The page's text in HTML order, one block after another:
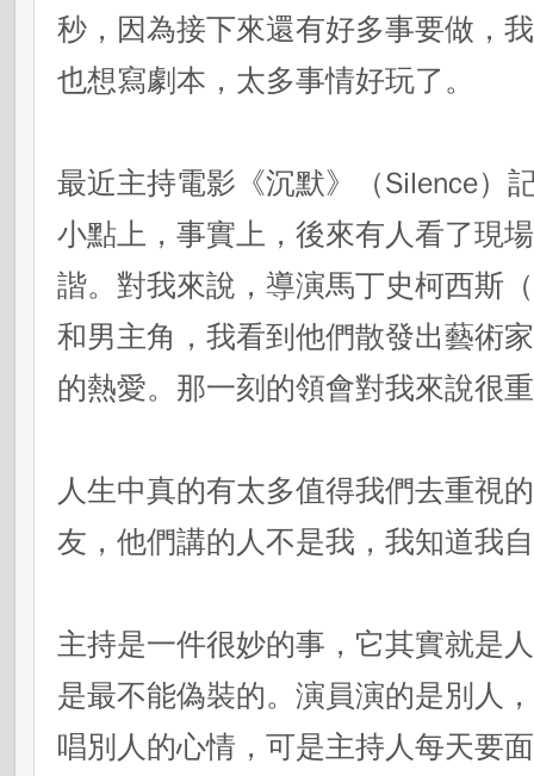
秒，因為接下來還有好多事要做，
也想寫劇本，太多事情好玩了。
最近主持電影《沉默》（Silence）
小點上，事實上，後來有人看了現
諧。對我來說，導演馬丁史柯西斯
和男主角，我看到他們散發出藝術
的熱愛。那一刻的領會對我來說很
人生中真的有太多值得我們去重視
友，他們講的人不是我，我知道我
主持是一件很妙的事，它其實就是
是最不能偽裝的。演員演的是別人
唱別人的心情，可是主持人每天要